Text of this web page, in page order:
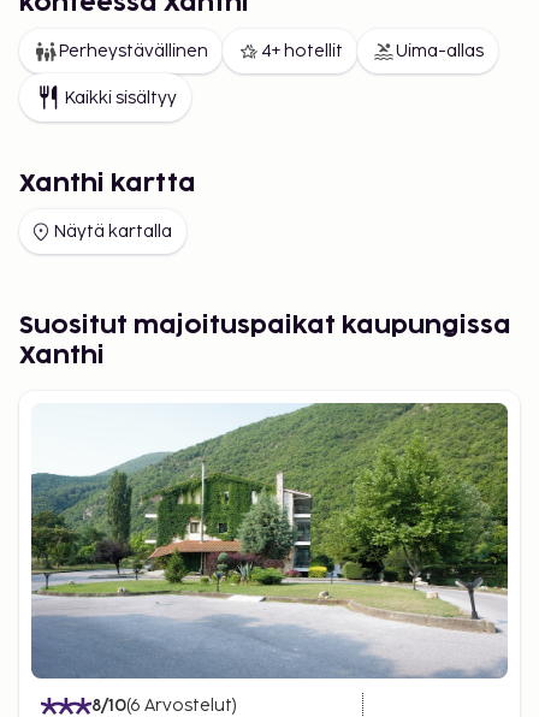
Perheystävällinen 4+ hotellit Uima-allas
Kaikki sisältyy
Xanthi kartta
Näytä kartalla
Suositut majoituspaikat kaupungissa
Xanthi
8/10(6 Arvostelut)